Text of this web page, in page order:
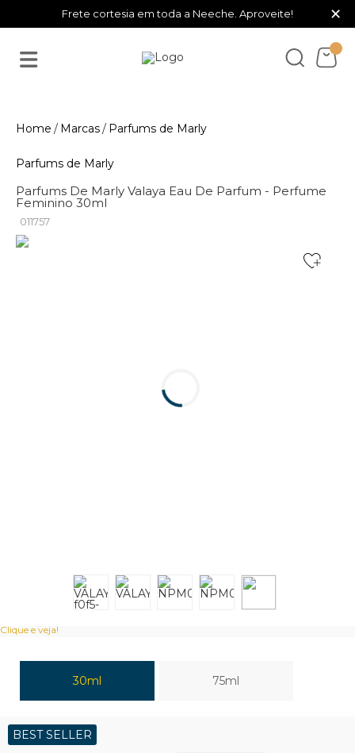
Frete cortesia em toda a Neeche. Aproveite! ×
Marcas Parfums de Marly
Parfums de Marly
Parfums De Marly Valaya Eau De Parfum - Perfume
Feminino 30ml
011757
Clique e veja!
30ml 75ml
BEST SELLER